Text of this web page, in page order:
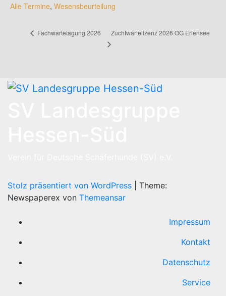
Alle Termine, Wesensbeurteilung
Fachwartetagung 2026 Zuchtwartelizenz 2026 OG Erlensee
Stolz präsentiert von WordPress
Theme:
Newspaperex von Themeansar
Impressum
Kontakt
Datenschutz
Service